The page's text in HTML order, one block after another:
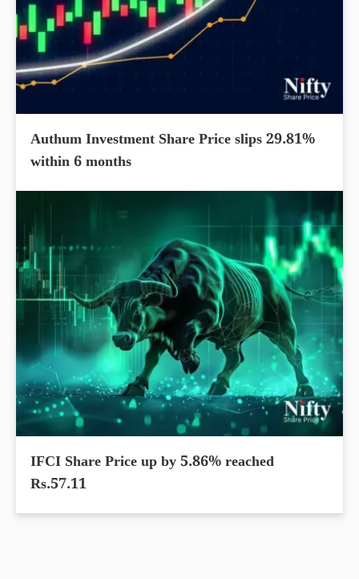
Authum Investment Share Price slips 29.81%
within 6 months
IFCI Share Price up by 5.86% reached
Rs.57.11